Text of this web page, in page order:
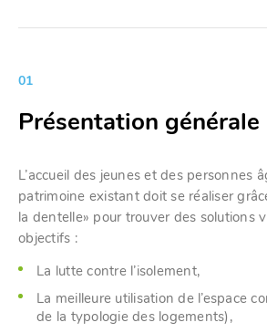
01
Présentation générale
L’accueil des jeunes et des personnes
patrimoine existant doit se réaliser
la dentelle» pour trouver des solutions
objectifs :
La lutte contre l’isolement,
La meilleure utilisation de l’espace
de la typologie des logements),